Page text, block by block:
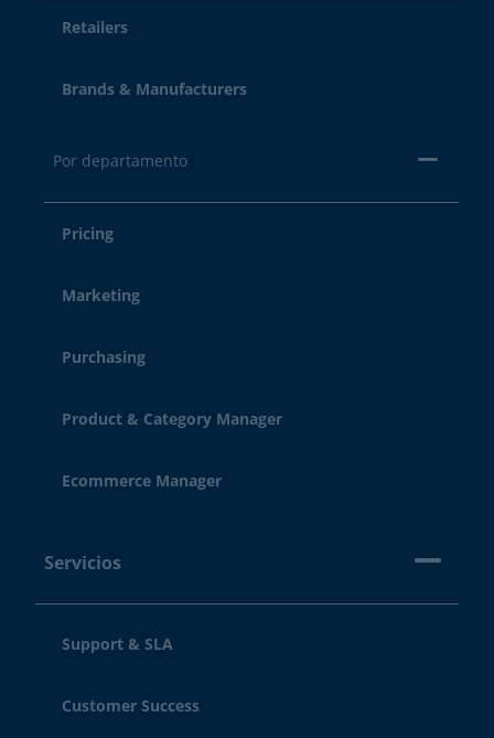
Retailers
Brands & Manufacturers
Por departamento
Pricing
Marketing
Purchasing
Product & Category Manager
Ecommerce Manager
Servicios
Support & SLA
Customer Success